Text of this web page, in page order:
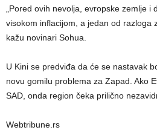
„Pored ovih nevolja, evropske zemlje i
visokom inflacijom, a jedan od razloga
kažu novinari Sohua.
U Kini se predviđa da će se nastavak
novu gomilu problema za Zapad. Ako
SAD, onda region čeka prilično
Webtribune.rs